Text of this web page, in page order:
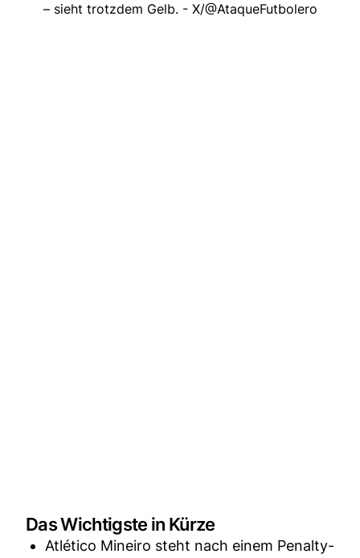
– sieht trotzdem Gelb. - X/@AtaqueFutbolero
Das Wichtigste in Kürze
Atlético Mineiro steht nach einem Penalty-